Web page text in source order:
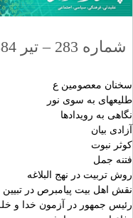
شماره 283 – تیر 1384
سخنان معصومين ع
طليعه‏اى به سوى نور
نگاهى به رويدادها
آزادى بيان‏
كوثر نبوت‏
فتنه جمل
روش تربيت در نهج البلاغه‏
نقش اهل بيت پيامبرص در
رئيس جمهور در آزمون خدا و